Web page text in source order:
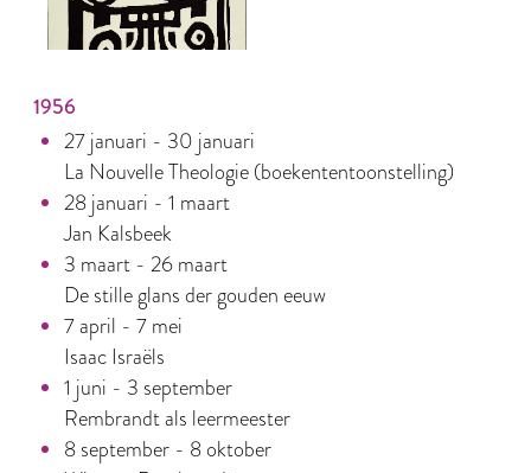
1956
27 januari - 30 januari
La Nouvelle Theologie (boekententoonstelling)
28 januari - 1 maart
Jan Kalsbeek
3 maart - 26 maart
De stille glans der gouden eeuw
7 april - 7 mei
Isaac Israëls
1 juni - 3 september
Rembrandt als leermeester
8 september - 8 oktober